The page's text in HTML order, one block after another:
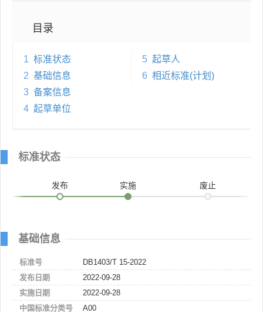
目录
1 标准状态
2 基础信息
3 备案信息
4 起草单位
5 起草人
6 相近标准(计划)
标准状态
发布 实施 废止
基础信息
标准号
DB1403/T 15-2022
发布日期
2022-09-28
实施日期
2022-09-28
中国标准分类号
A00